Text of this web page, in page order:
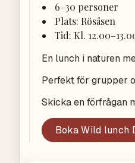
6–30 personer
Plats: Rösåsen
Tid: Kl.
En lunch i naturen
Perfekt för grupper
Skicka en förfrågan
Boka Wild lunch